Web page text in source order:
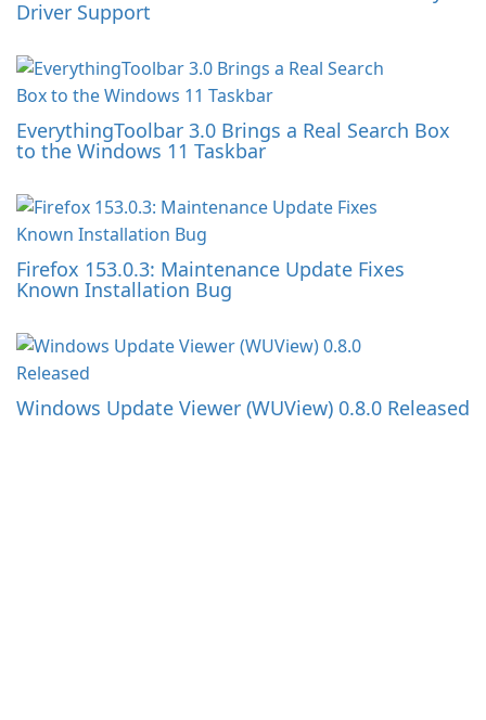
Driver Support
EverythingToolbar 3.0 Brings a Real Search Box
to the Windows 11 Taskbar
Firefox 153.0.3: Maintenance Update Fixes
Known Installation Bug
Windows Update Viewer (WUView) 0.8.0 Released